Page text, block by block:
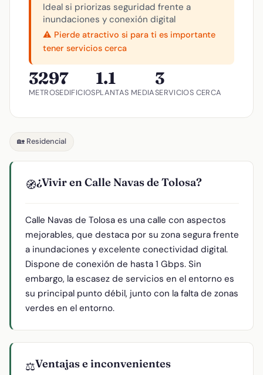
Ideal si priorizas seguridad frente a
inundaciones y conexión digital
⚠️ Pierde atractivo si para ti es importante
tener servicios cerca
329
METROS
7
EDIFICIOS
1.1
PLANTAS MEDIA
3
SERVICIOS CERCA
🏡 Residencial
🧭¿Vivir en Calle Navas de Tolosa?
Calle Navas de Tolosa es una calle con aspectos
mejorables, que destaca por su zona segura frente
a inundaciones y excelente conectividad digital.
Dispone de conexión de hasta 1 Gbps. Sin
embargo, la escasez de servicios en el entorno es
su principal punto débil, junto con la falta de zonas
verdes en el entorno.
⚖️Ventajas e inconvenientes